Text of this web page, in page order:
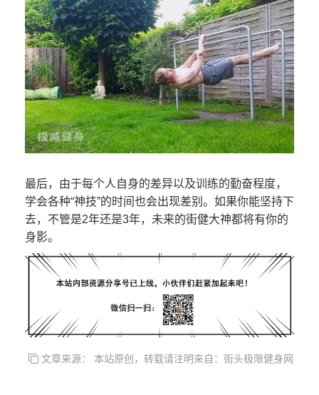
最后，由于每个人自身的差异以及训练的勤奋程度，
学会各种“神技”的时间也会出现差别。如果你能坚持下
去，不管是2年还是3年，未来的街健大神都将有你的
身影。
文章来源： 本站原创，转载请注明来自：街头极限健身网